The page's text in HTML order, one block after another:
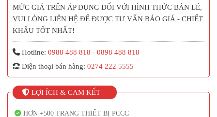
MỨC GIÁ TRÊN ÁP DỤNG ĐỐI VỚI HÌNH THỨC BÁN LẺ,
VUI LÒNG LIÊN HỆ ĐỂ ĐƯỢC TƯ VẤN BÁO GIÁ - CHIẾT
KHẤU TỐT NHẤT!
Hotline: 0988 488 818 - 0898 488 818
Điện thoại bán hàng: 0274 222 5555
LỢI ÍCH & CAM KẾT
HƠN +500 TRANG THIẾT BỊ PCCC